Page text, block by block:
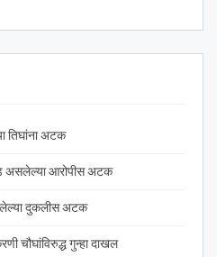
तिघांना अटक
असलेल्या आरोपीस अटक
दुकलीस अटक
चौघांविरुद्ध गुन्हा दाखल